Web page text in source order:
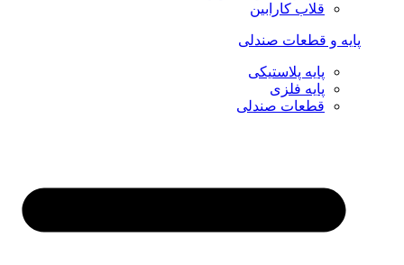
قلاب کارابین
پایه و قطعات صندلی
پایه پلاستیکی
پایه فلزی
قطعات صندلی